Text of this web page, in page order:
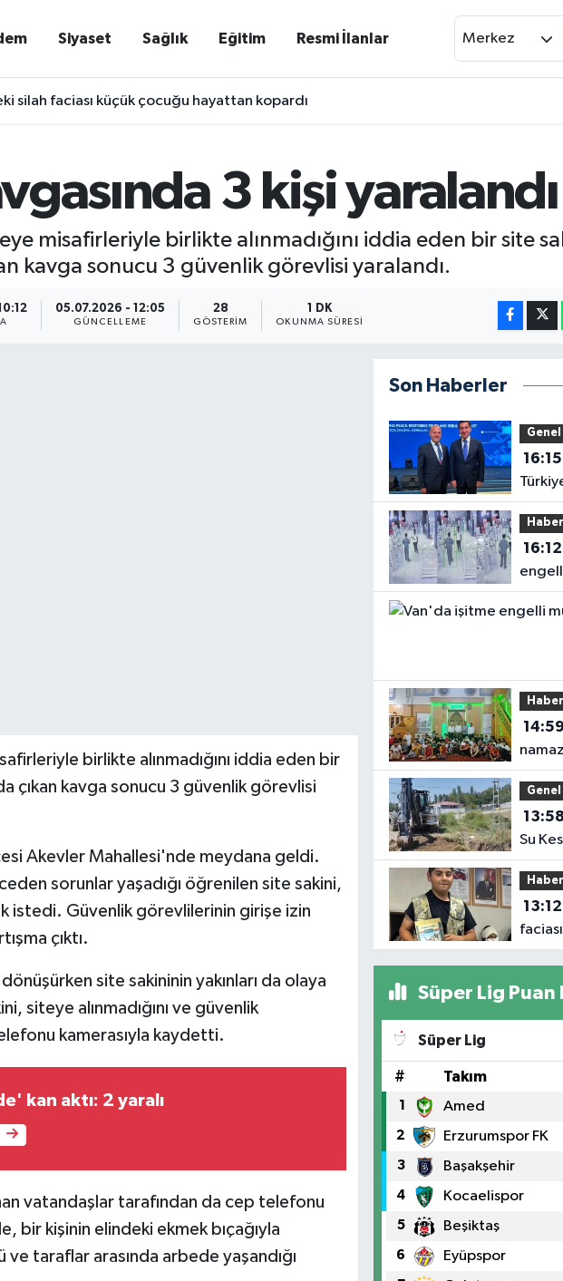
Siyaset Sağlık Eğitim Resmi İlanlar Merkez
silah faciası küçük çocuğu hayattan kopardı
3 kişi yaralandı
misafirleriyle birlikte alınmadığını iddia eden bir site
kavga sonucu 3 güvenlik görevlisi yaralandı.
05.07.2026 - 12:05
GÜNCELLEME
28
GÖSTERIM
1 DK
OKUNMA SÜRESI
birlikte alınmadığını iddia eden bir
çıkan kavga sonucu 3 güvenlik görevlisi
Akevler Mahallesi'nde meydana geldi.
sorunlar yaşadığı öğrenilen site sakini,
istedi. Güvenlik görevlilerinin girişe izin
çıktı.
site sakininin yakınları da olaya
siteye alınmadığını ve güvenlik
kamerasıyla kaydetti.
kan aktı: 2 yaralı
vatandaşlar tarafından da cep telefonu
bir kişinin elindeki ekmek bıçağıyla
taraflar arasında arbede yaşandığı
Son Haberler
Genel
16:15
Evine
16:12
14:59
Genel
13:58
Su
13:12
Süper Lig Puan
Süper Lig
# Takım
1 Amed
2 Erzurumspor FK
3 Başakşehir
4 Kocaelispor
5 Beşiktaş
6 Eyüpspor